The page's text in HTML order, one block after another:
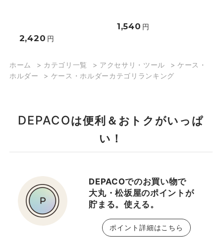
2,420 円
1,540 円
ホーム > カテゴリ一覧 > アクセサリ・ツール >ケース・
ホルダー
> ケース・ホルダーカテゴリランキング
DEPACOは便利＆おトクがいっぱ
い！
DEPACOでのお買い物で
大丸・松坂屋のポイントが
貯まる。使える。
ポイント詳細はこちら